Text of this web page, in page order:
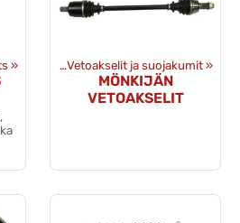
‪»Drive ‪» Vetoakselit ja suojakumit ‪»
MÖNKIJÄN
VETOAKSELIT